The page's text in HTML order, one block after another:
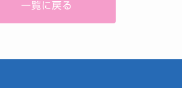
一覧に戻る